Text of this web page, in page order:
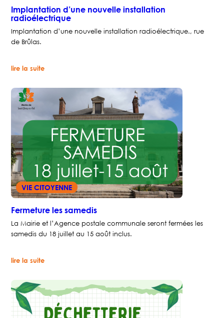
Implantation d’une nouvelle installation
radioélectrique
Implantation d’une nouvelle installation radioélectrique., rue
de Brûlas.
lire la suite:
nouvelle
installation
radioélectrique
VIE CITOYENNE
Fermeture les samedis
La Mairie et l’Agence postale communale seront fermées les
samedis du 18 juillet au 15 août inclus.
lire la suite:
samedis